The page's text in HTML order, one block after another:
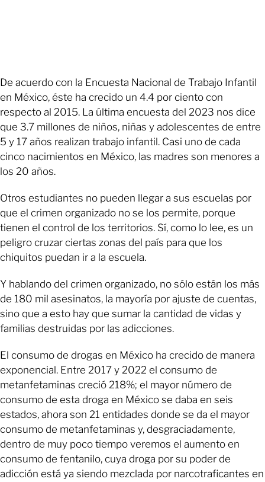
De acuerdo con la Encuesta Nacional de Trabajo Infantil
en México, éste ha crecido un 4.4 por ciento con
respecto al 2015. La última encuesta del 2023 nos dice
que 3.7 millones de niños, niñas y adolescentes de entre
5 y 17 años realizan trabajo infantil. Casi uno de cada
cinco nacimientos en México, las madres son menores a
los 20 años.
Otros estudiantes no pueden llegar a sus escuelas por
que el crimen organizado no se los permite, porque
tienen el control de los territorios. Sí, como lo lee, es un
peligro cruzar ciertas zonas del país para que los
chiquitos puedan ir a la escuela.
Y hablando del crimen organizado, no sólo están los más
de 180 mil asesinatos, la mayoría por ajuste de cuentas,
sino que a esto hay que sumar la cantidad de vidas y
familias destruidas por las adicciones.
El consumo de drogas en México ha crecido de manera
exponencial. Entre 2017 y 2022 el consumo de
metanfetaminas creció 218%; el mayor número de
consumo de esta droga en México se daba en seis
estados, ahora son 21 entidades donde se da el mayor
consumo de metanfetaminas y, desgraciadamente,
dentro de muy poco tiempo veremos el aumento en
consumo de fentanilo, cuya droga por su poder de
adicción está ya siendo mezclada por narcotraficantes en